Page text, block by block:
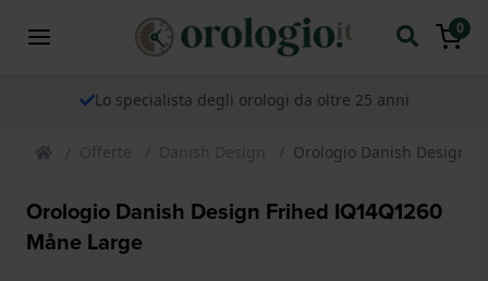
0
Lo specialista degli orologi da oltre 25 anni
Offerte Danish Design Orologio Danish Design
Orologio Danish Design Frihed IQ14Q1260
Måne Large